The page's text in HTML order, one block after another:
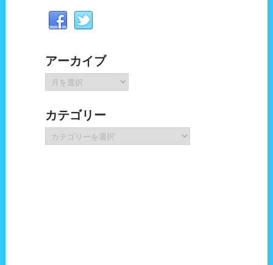
アーカイブ
ー
イ
ブ
カテゴリー
テ